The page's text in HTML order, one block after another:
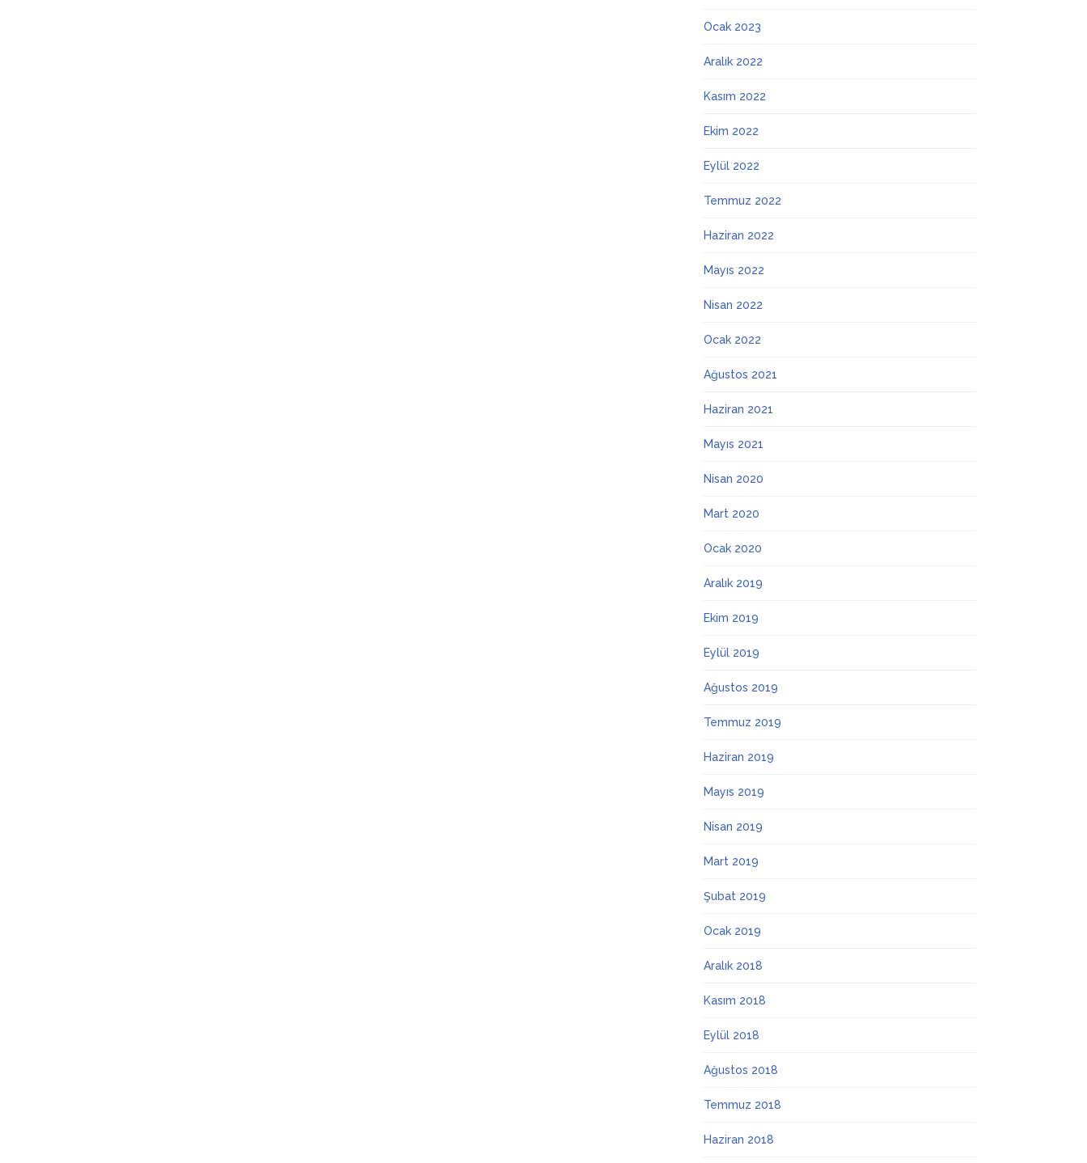
Ocak 2023
Aralık 2022
Kasım 2022
Ekim 2022
Eylül 2022
Temmuz 2022
Haziran 2022
Mayıs 2022
Nisan 2022
Ocak 2022
Ağustos 2021
Haziran 2021
Mayıs 2021
Nisan 2020
Mart 2020
Ocak 2020
Aralık 2019
Ekim 2019
Eylül 2019
Ağustos 2019
Temmuz 2019
Haziran 2019
Mayıs 2019
Nisan 2019
Mart 2019
Şubat 2019
Ocak 2019
Aralık 2018
Kasım 2018
Eylül 2018
Ağustos 2018
Temmuz 2018
Haziran 2018